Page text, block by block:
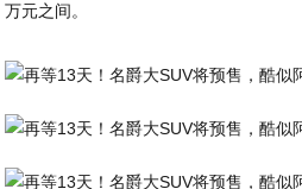
万元之间。